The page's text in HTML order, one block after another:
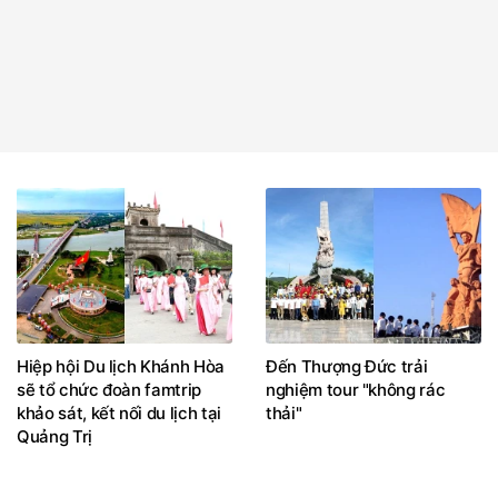
Hiệp hội Du lịch Khánh Hòa
sẽ tổ chức đoàn famtrip
khảo sát, kết nối du lịch tại
Quảng Trị
Đến Thượng Đức trải
nghiệm tour "không rác
thải"